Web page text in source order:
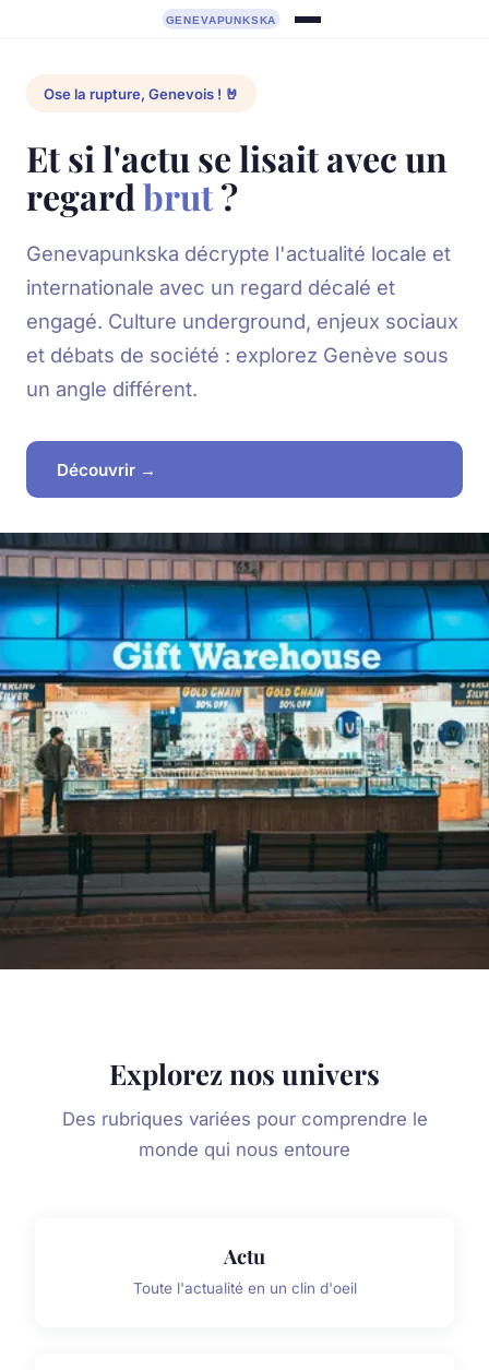
Ose la rupture, Genevois ! 🤘
Et si l'actu se lisait avec un
regard brut?
Genevapunkska décrypte l'actualité locale et
internationale avec un regard décalé et
engagé. Culture underground, enjeux sociaux
et débats de société : explorez Genève sous
un angle différent.
Découvrir →
Explorez nos univers
Des rubriques variées pour comprendre le
monde qui nous entoure
Actu
Toute l'actualité en un clin d'oeil